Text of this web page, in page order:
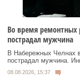
Во время ремонтных
пострадал мужчина
В Набережных Челнах в
пострадал мужчина.
08.08.2026, 15:37